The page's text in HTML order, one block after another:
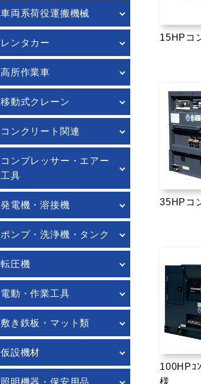
車両系荷役運搬機械
レンタカー
高所作業車
移動式クレーン
コンクリート関連
コンプレッサー・エアー
工具
発電機・溶接機
ポンプ・洗浄機・タンク
転圧機
電動・作業工具
敷き鉄板・マット類
仮設機材
照明機器・保安用品
15HPコ
35HPコ
100HPｺ
様